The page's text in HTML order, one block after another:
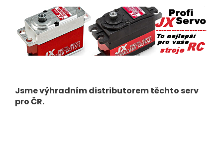
Jsme výhradním distributorem těchto serv
pro ČR.